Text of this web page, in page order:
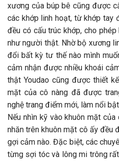
xương của búp bê cũng được
các khớp linh hoạt, từ khớp tay
đều có cấu trúc khớp, cho
như người thật. Nhờ bộ xương
đổi bất kỳ tư thế nào mình
cảm nhận được nhiều khoái
thật Youdao cũng được thiết
mặt của cô nàng đã được
nghệ trang điểm mới, làm nổi
Nếu nhìn kỹ vào khuôn mặt
nhăn trên khuôn mặt cô ấy đều
gợi cảm nào. Đặc biệt, các
từng sợi tóc và lông mi trông